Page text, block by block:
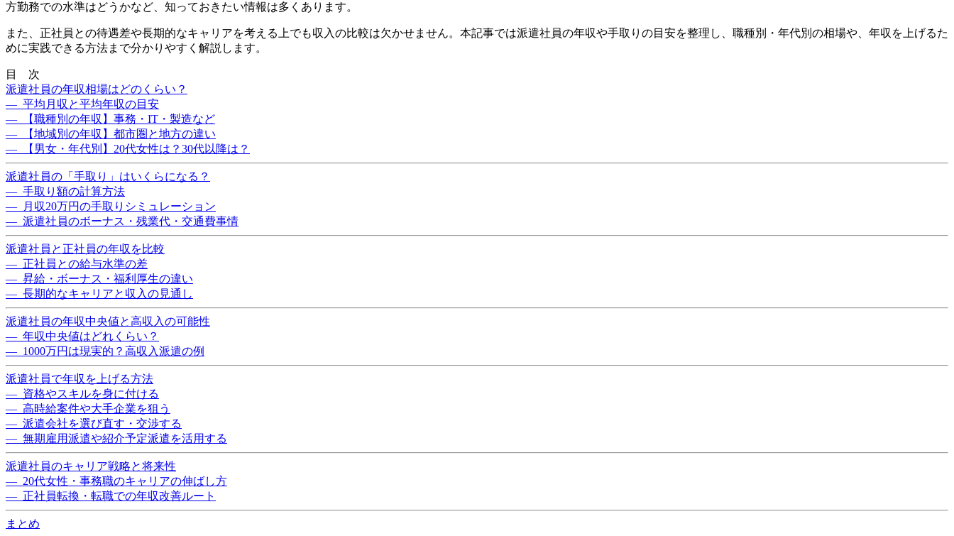
方勤務での水準はどうかなど、知っておきたい情報は多くあります。
また、正社員との待遇差や長期的なキャリアを考える上でも収入の比較は欠かせません。本記事では派遣社員の年収や手取りの目安を整理し、職種別・年代別の相場や、年収を上げるた
めに実践できる方法まで分かりやすく解説します。
目 次
派遣社員の年収相場はどのくらい？
— 平均月収と平均年収の目安
— 【職種別の年収】事務・IT・製造など
— 【地域別の年収】都市圏と地方の違い
— 【男女・年代別】20代女性は？30代以降は？
派遣社員の「手取り」はいくらになる？
— 手取り額の計算方法
— 月収20万円の手取りシミュレーション
— 派遣社員のボーナス・残業代・交通費事情
派遣社員と正社員の年収を比較
— 正社員との給与水準の差
— 昇給・ボーナス・福利厚生の違い
— 長期的なキャリアと収入の見通し
派遣社員の年収中央値と高収入の可能性
— 年収中央値はどれくらい？
— 1000万円は現実的？高収入派遣の例
派遣社員で年収を上げる方法
— 資格やスキルを身に付ける
— 高時給案件や大手企業を狙う
— 派遣会社を選び直す・交渉する
— 無期雇用派遣や紹介予定派遣を活用する
派遣社員のキャリア戦略と将来性
— 20代女性・事務職のキャリアの伸ばし方
— 正社員転換・転職での年収改善ルート
まとめ